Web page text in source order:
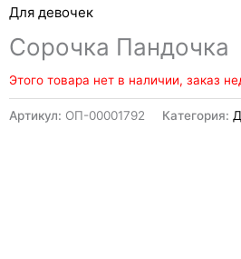
Для девочек
Сорочка Пандочка
Этого товара нет в наличии, заказ
Артикул: ОП-00001792 Категория: